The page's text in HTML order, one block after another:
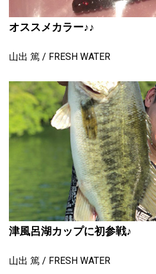
オススメカラー♪♪
山出 篤 FRESH WATER
津風呂湖カップに初参戦♪
山出 篤 FRESH WATER